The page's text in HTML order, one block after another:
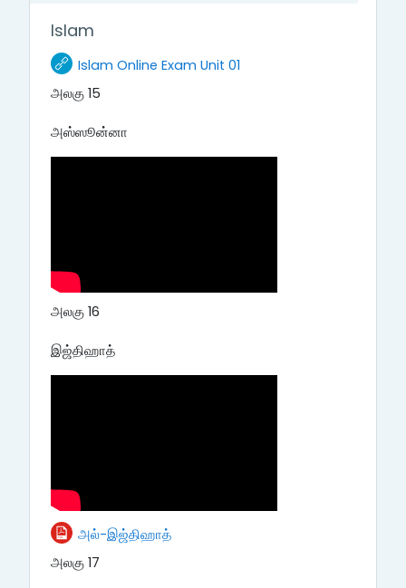
Islam
Islam Online Exam Unit 01URL
அலகு 15
அஸ்ஸூன்னா
அலகு 16
இஜ்திஹாத்
அல்-இஜ்திஹாத்File
அலகு 17